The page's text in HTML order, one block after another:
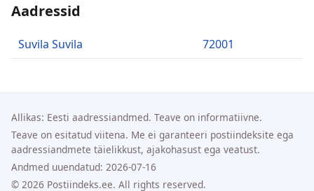
Aadressid
Suvila Suvila 72001
Allikas: Eesti aadressiandmed. Teave on informatiivne.
Teave on esitatud viitena. Me ei garanteeri postiindeksite ega
aadressiandmete täielikkust, ajakohasust ega veatust.
Andmed uuendatud: 2026-07-16
© 2026 Postiindeks.ee. All rights reserved.